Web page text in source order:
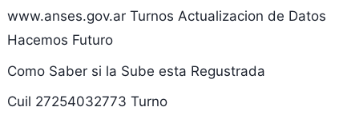
www.anses.gov.ar Turnos Actualizacion de Datos
Hacemos Futuro
Como Saber si la Sube esta Regustrada
Cuil 27254032773 Turno